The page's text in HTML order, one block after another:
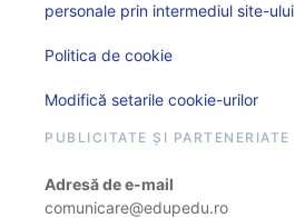
personale prin intermediul site-ului
Politica de cookie
Modifică setarile cookie-urilor
PUBLICITATE ȘI PARTENERIATE
Adresă de e-mail
comunicare@edupedu.ro